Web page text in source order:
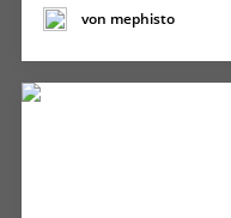
von mephisto